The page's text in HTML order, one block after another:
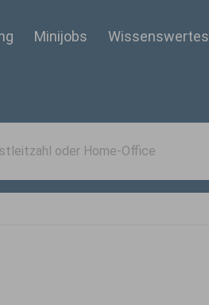
Minijobs Wissenswertes